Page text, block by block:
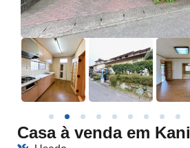
Casa à venda em Kani